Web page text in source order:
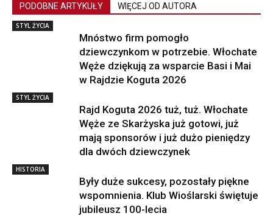
PODOBNE ARTYKUŁY WIĘCEJ OD AUTORA
STYL ŻYCIA
Mnóstwo firm pomogło
dziewczynkom w potrzebie. Włochate
Węże dziękują za wsparcie Basi i Mai
w Rajdzie Koguta 2026
STYL ŻYCIA
Rajd Koguta 2026 tuż, tuż. Włochate
Węże ze Skarżyska już gotowi, już
mają sponsorów i już dużo pieniędzy
dla dwóch dziewczynek
HISTORIA
Były duże sukcesy, pozostały piękne
wspomnienia. Klub Wioślarski świętuje
jubileusz 100-lecia